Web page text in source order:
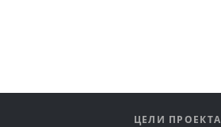
ЦЕЛИ ПРОЕКТА